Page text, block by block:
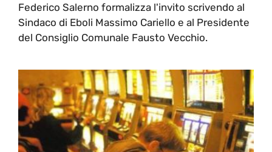
Federico Salerno formalizza l'invito scrivendo al
Sindaco di Eboli Massimo Cariello e al Presidente
del Consiglio Comunale Fausto Vecchio.